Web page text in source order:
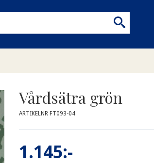
Vårdsätra grön
ARTIKELNR FT093-04
1.145:-